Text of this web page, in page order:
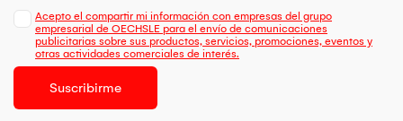
Acepto el compartir mi información con empresas del grupo
empresarial de OECHSLE para el envío de comunicaciones
publicitarias sobre sus productos, servicios, promociones, eventos y
otras actividades comerciales de interés.
Suscribirme